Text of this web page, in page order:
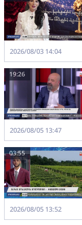
2026/08/03 14:04
19:26
2026/08/05 13:47
03:55
2026/08/05 13:52